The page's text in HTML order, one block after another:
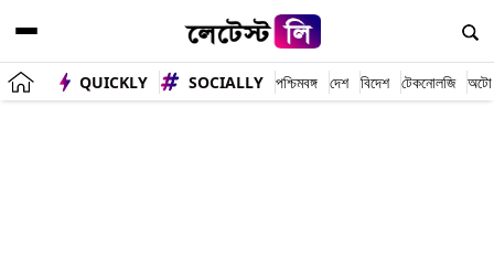
QUICKLY SOCIALLY পশ্চিমবঙ্গ দেশ বিদেশ টেকনোলজি অটো